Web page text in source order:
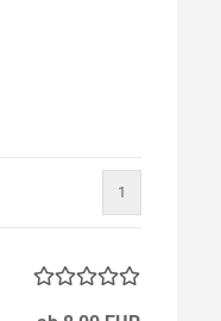
1